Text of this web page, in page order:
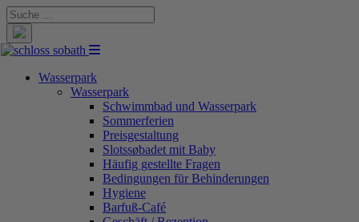
Suche
nach:
Wasserpark
Wasserpark
Schwimmbad und Wasserpark
Sommerferien
Preisgestaltung
Slotssøbadet mit Baby
Häufig gestellte Fragen
Bedingungen für Behinderungen
Hygiene
Barfuß-Café